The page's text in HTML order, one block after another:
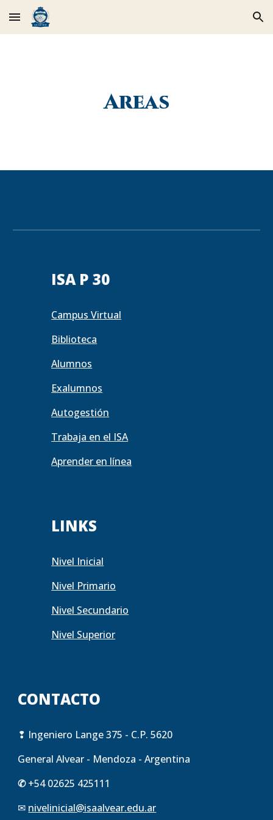
Skip to main content Skip to navigation
Areas
ISA P 30
Campus Virtual
Biblioteca
Alumnos
Exalumnos
Autogestión
Trabaja en el ISA
Aprender en línea
LINKS
Nivel Inicial
Nivel Primario
Nivel Secundario
Nivel Superior
CONTACTO
❢ Ingeniero Lange 375 - C.P. 5620
General Alvear - Mendoza - Argentina
✆+54 02625 425111
✉ nivelinicial@isaalvear.edu.ar